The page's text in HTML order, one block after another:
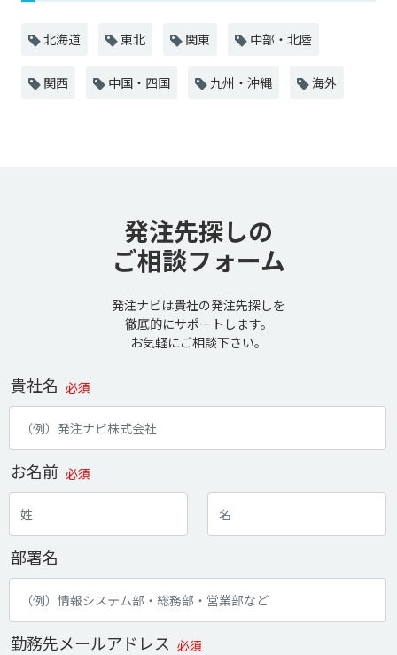
北海道 東北 関東 中部・北陸
関西 中国・四国 九州・沖縄 海外
発注先探しの
ご相談フォーム
発注ナビは貴社の発注先探しを
徹底的にサポートします。
お気軽にご相談下さい。
貴社名 必須
お名前 必須
部署名
勤務先メールアドレス 必須